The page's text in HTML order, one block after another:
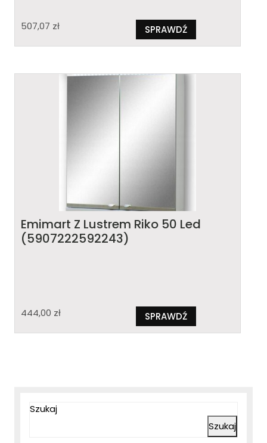
507,07 zł SPRAWDŹ
Emimart Z Lustrem Riko 50 Led
(5907222592243)
444,00 zł SPRAWDŹ
Szukaj
Szukaj